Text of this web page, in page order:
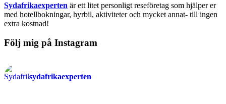
Sydafrikaexperten är ett litet personligt reseföretag som hjälper er
med hotellbokningar, hyrbil, aktiviteter och mycket annat- till ingen
extra kostnad!
Följ mig på Instagram
sydafrikaexperten